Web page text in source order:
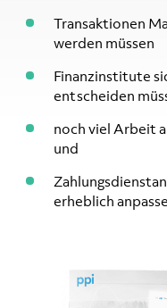
Transaktionen
werden müssen
Finanzinstitute
entscheiden
noch viel Arbeit
und
erheblich